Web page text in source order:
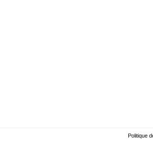
Politique